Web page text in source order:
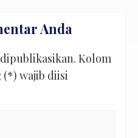
Anda
Kolom
wajib diisi